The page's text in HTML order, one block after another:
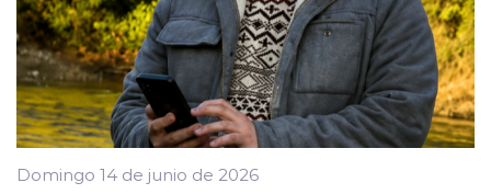
Domingo 14 de junio de 2026